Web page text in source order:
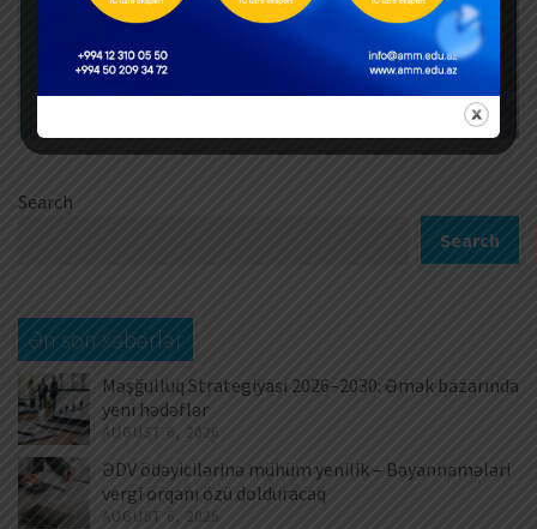
Search
Search
Ən son xəbərlər
Məşğulluq Strategiyası 2026–2030: Əmək bazarında
yeni hədəflər
AUGUST 6, 2026
ƏDV ödəyicilərinə mühüm yenilik – Bəyannamələri
vergi orqanı özü dolduracaq
AUGUST 6, 2026